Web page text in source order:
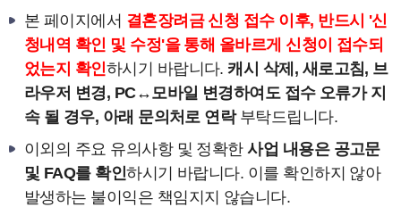
본 페이지에서 결혼장려금 신청 접수 이후, 반드시 '신
청내역 확인 및 수정'을 통해 올바르게 신청이 접수되
었는지 확인하시기 바랍니다.캐시 삭제, 새로고침, 브
라우저 변경, PC↔모바일 변경하여도 접수 오류가 지
속 될 경우, 아래 문의처로 연락부탁드립니다.
이외의 주요 유의사항 및 정확한사업 내용은 공고문
및 FAQ를 확인하시기 바랍니다. 이를 확인하지 않아
발생하는 불이익은 책임지지 않습니다.